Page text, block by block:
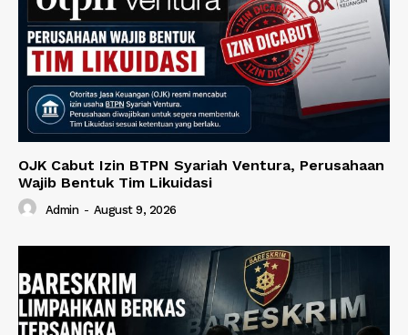
OJK Cabut Izin BTPN Syariah Ventura, Perusahaan
Wajib Bentuk Tim Likuidasi
Admin - August 9, 2026